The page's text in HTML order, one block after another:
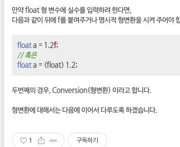
만약 float 형 변수에 실수를 입력하려 한다면,
다음과 같이 뒤에 f를 붙여주거나 명시적 형변환을 시켜 주어야
floata = 1.2f;
// 혹은
floata = (float) 1.2;
두번째의 경우, Conversion(형변환) 이라고 합니다.
형변환에 대해서는 다음에 이어서 다루도록 하겠습니다.
1 구독하기